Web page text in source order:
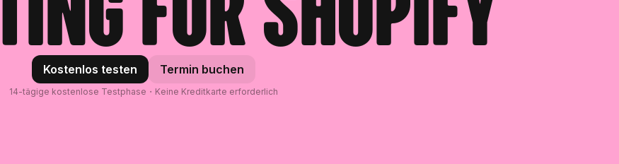
Kostenlos testen Termin buchen
14-tägige kostenlose Testphase・Keine Kreditkarte erforderlich